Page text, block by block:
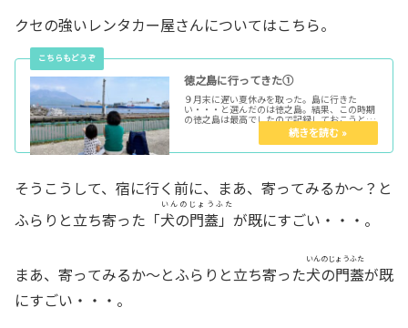
クセの強いレンタカー屋さんについてはこちら。
徳之島に行ってきた①
９月末に遅い夏休みを取った。島に行きた
い・・・と選んだのは徳之島。結果、この時期
の徳之島は最高でしたので記録しておこうと思
います。徳之島は、どこにあって、どうやって
いくのか。まず、そもそも徳之島とはどこにあ
る島なのか・・・。ここです。徳之島...
そうこうして、宿に行く前に、まあ、寄ってみるか～？と
ふらりと立ち寄った「犬の門蓋」
いんのじょうふた
が既にすごい・・・。
まあ、寄ってみるか～とふらりと立ち寄った犬の門蓋
いんのじょうふた
が既
にすごい・・・。